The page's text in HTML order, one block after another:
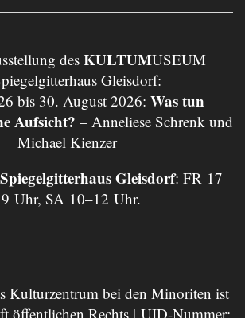
des KULTUMUSEUM
Gleisdorf:
bis 30. August 2026: Was tun
Aufsicht? – Anneliese Schrenk und
Michael Kienzer
Spiegelgitterhaus Gleisdorf: FR 17–
Uhr, SA 10–12 Uhr.
Kulturzentrum bei den Minoriten ist
öffentlichen Rechts | UID-Nummer: